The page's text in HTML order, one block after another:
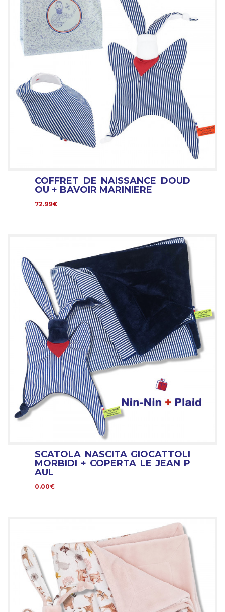
COFFRET DE NAISSANCE DOUD
OU + BAVOIR MARINIERE
72.99€
SCATOLA NASCITA GIOCATTOLI
MORBIDI + COPERTA LE JEAN P
AUL
0.00€